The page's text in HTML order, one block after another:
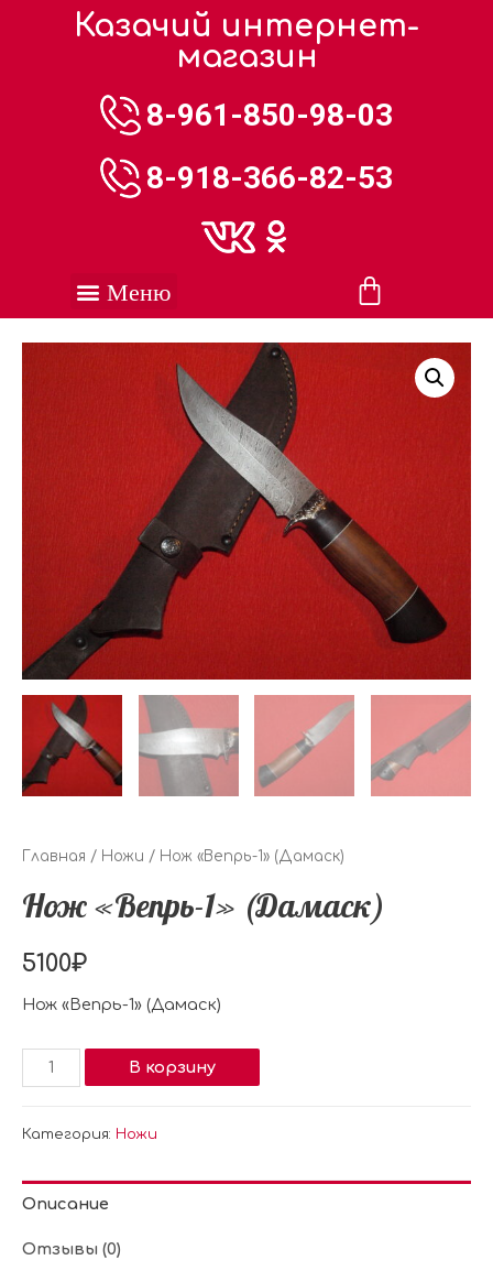
Казачий интернет-
магазин
8-961-850-98-03
8-918-366-82-53
Главная / Ножи / Нож «Вепрь-1» (Дамаск)
Нож «Вепрь-1» (Дамаск)
5100₽
Нож «Вепрь-1» (Дамаск)
В корзину
Категория: Ножи
Описание
Отзывы (0)